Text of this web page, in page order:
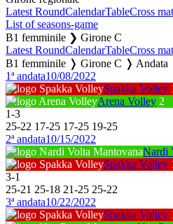
Latest RoundCalendarTableCross
List of seasons-game
B1 femminile ❯ Girone C
Latest RoundCalendarTableCross
B1 femminile ❭ Girone C ❭ Andata
1ª andata10/08/2022
Spakka Volley
Arena Volley 2
1-3
25-22 17-25 17-25 19-25
2ª andata10/15/2022
Nardi
Spakka Volley
3-1
25-21 25-18 21-25 25-22
3ª andata10/22/2022
Spakka Volley